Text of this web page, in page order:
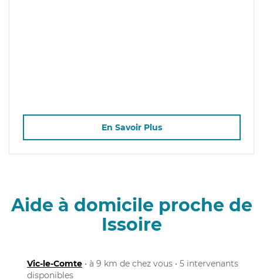
En Savoir Plus
Aide à domicile proche de
Issoire
Vic-le-Comte • à 9 km de chez vous • 5 intervenants
disponibles